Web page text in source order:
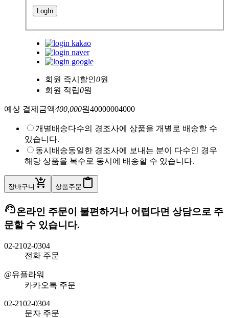
LogIn
회원 즉시할인0원
회원 적립0원
예상 결제금액400,000원40000004000
개별배송다수의 경조사에 상품을 개별로 배송할 수
있습니다.
동시배송동일한 경조사에 보내는 분이 다수인 경우
해당 상품을 복수로 동시에 배송할 수 있습니다.
장바구니 add_shopping_cart 상품주문 content_paste
support_agent온라인 주문이 불편하거나 어렵다면 상담으로 주
문할 수 있습니다.
02-2102-0304
전화 주문
@유플라워
카카오톡 주문
02-2102-0304
문자 주문